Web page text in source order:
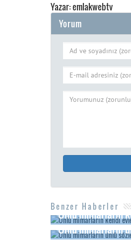
Yazar: emlakwebtv
Yorum
Benzer Haberler
Ünlü mimarların
Ünlü mimarların